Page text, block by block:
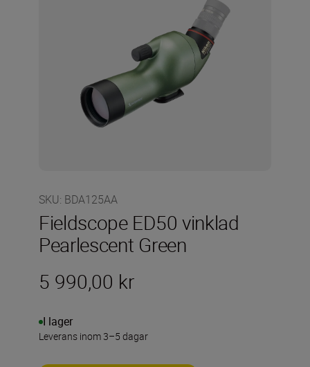
SKU: BDA125AA
Fieldscope ED50 vinklad
Pearlescent Green
5 990,00 kr
I lager
Leverans inom 3–5 dagar